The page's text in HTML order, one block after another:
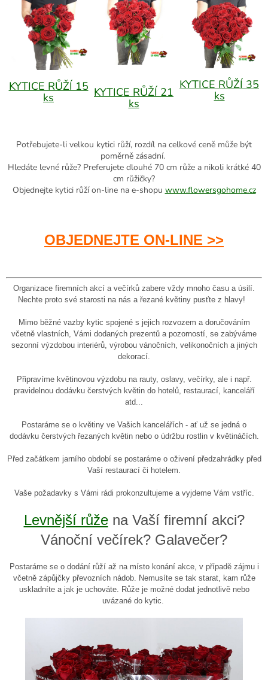
KYTICE RŮŽÍ 15
ks KYTICE RŮŽÍ 21
ks
KYTICE RŮŽÍ 35
ks
Potřebujete-li velkou kytici růží, rozdíl na celkové ceně může být
poměrně zásadní.
Hledáte levné růže? Preferujete dlouhé 70 cm růže a nikoli krátké 40
cm růžičky?
Objednejte kytici růží on-line na e-shopu www.flowersgohome.cz
OBJEDNEJTE ON-LINE >>
Organizace firemních akcí a večírků zabere vždy mnoho času a úsilí.
Nechte proto své starosti na nás a řezané květiny pusťte z hlavy!
Mimo běžné vazby kytic spojené s jejich rozvozem a doručováním
včetně vlastních, Vámi dodaných prezentů a pozorností, se zabýváme
sezonní výzdobou interiérů, výrobou vánočních, velikonočních a jiných
dekorací.
Připravíme květinovou výzdobu na rauty, oslavy, večírky, ale i např.
pravidelnou dodávku čerstvých květin do hotelů, restaurací, kanceláří
atd...
Postaráme se o květiny ve Vašich kancelářích - ať už se jedná o
dodávku čerstvých řezaných květin nebo o údržbu rostlin v květináčích.
Před začátkem jarního období se postaráme o oživení předzahrádky před
Vaší restaurací či hotelem.
Vaše požadavky s Vámi rádi prokonzultujeme a vyjdeme Vám vstříc.
Levnější růžena Vaší firemní akci?
Vánoční večírek? Galavečer?
Postaráme se o dodání růží až na místo konání akce, v případě zájmu i
včetně zápůjčky převozních nádob. Nemusíte se tak starat, kam růže
uskladníte a jak je uchováte. Růže je možné dodat jednotlivě nebo
uvázané do kytic.